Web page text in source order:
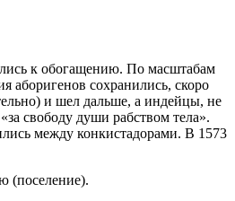
к обогащению. По масштабам
аборигенов сохранились, скоро
и шел дальше, а индейцы, не
свободу души рабством тела».
между конкистадорами. В 1573
(поселение).